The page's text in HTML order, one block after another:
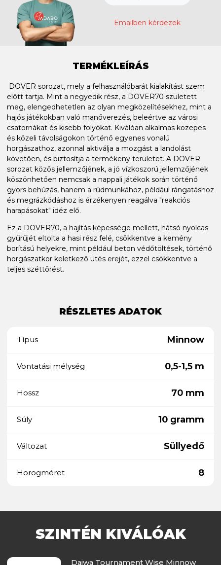
Emailben kérdezek
TERMÉKLEÍRÁS
DOVER sorozat, mely a felhasználóbarát kialakítást szem
előtt tartja. Mint a negyedik rész, a DOVER70 született
meg, elengedhetetlen az olyan megközelítésekhez, mint a
hajós játékokban való manőverezés, beleértve az városi
csatornákat és kisebb folyókat. Kiválóan alkalmas közepes
és közeli távolságokon történő egyenes vonalú
horgászathoz, azonnal aktiválja a mozgást a landolást
követően, és biztosítja a termékeny területet. A DOVER
sorozat közös jellemzőjének, a jó vízkoszorú jellemzőjének
köszönhetően nemcsak a nappali játékok során történő
gyors behúzás, hanem a rúdmunkához, például rángatáshoz
és megrázkódáshoz is érzékenyen reagálva "reakciós
harapásokat" idéz elő.
Ez a DOVER70, a hajítás képessége mellett, hátsó nyolcas
gyűrűjét eltolta a hasi rész felé, csökkentve a kemény
borítású helyekre, mint például beton védőtöltések, történő
horgászatkor keletkező ütés erejét, ezzel csökkentve a
teljes széttörést.
RÉSZLETES ADATOK
Típus Minnow
Vontatási mélység 0,5-1,5 m
Hossz 70 mm
Súly 10 gramm
Változat Süllyedő
Horogméret 8
SZINTÉN KIVÁLÓAK
Daiwa Tournament Wise Minnow